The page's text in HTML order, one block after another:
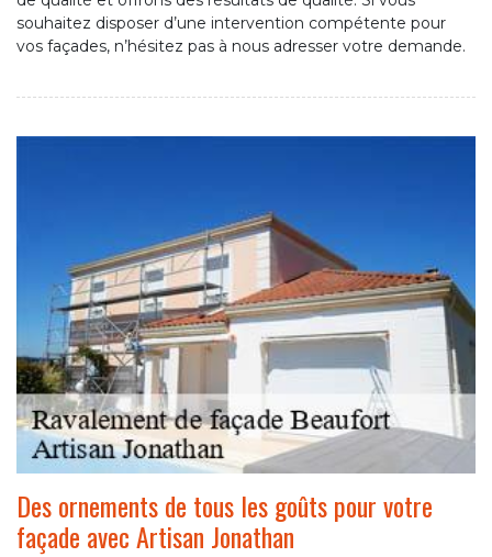
souhaitez disposer d’une intervention compétente pour
vos façades, n’hésitez pas à nous adresser votre demande.
Des ornements de tous les goûts pour votre
façade avec Artisan Jonathan